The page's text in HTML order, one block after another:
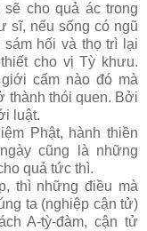
cho quả ác trong
sĩ, nếu sống có ngũ
hối và thọ trì lại
cho vị Tỳ khưu.
cấm nào đó mà
thành thói quen. Bởi
luật.
Phật, hành thiền
cũng là những
quả tức thì.
thì những điều mà
ta (nghiệp cận tử)
A-tỳ-đàm, cận tử